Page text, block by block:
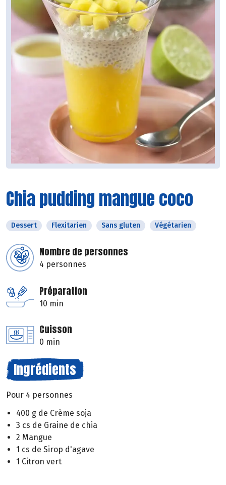
Chia pudding mangue coco
Dessert Flexitarien Sans gluten Végétarien
Nombre de personnes
4 personnes
Préparation
10 min
Cuisson
0 min
Ingrédients
Pour 4 personnes
400 g de Crème soja
3 cs de Graine de chia
2 Mangue
1 cs de Sirop d'agave
1 Citron vert